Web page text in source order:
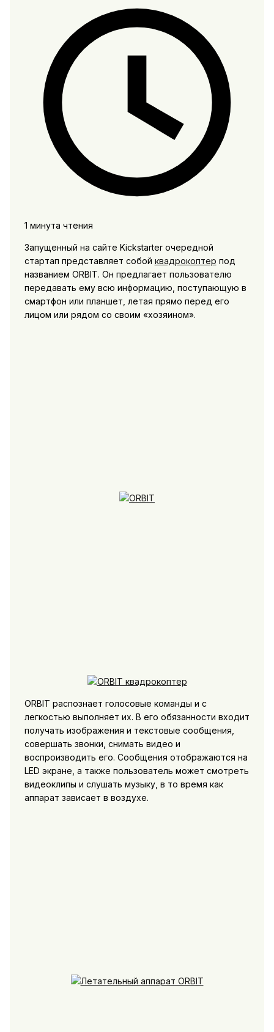
1 минута чтения
Запущенный на сайте Kickstarter очередной
стартап представляет собой квадрокоптер под
названием ORBIT. Он предлагает пользователю
передавать ему всю информацию, поступающую в
смартфон или планшет, летая прямо перед его
лицом или рядом со своим «хозяином».
ORBIT распознает голосовые команды и с
легкостью выполняет их. В его обязанности входит
получать изображения и текстовые сообщения,
совершать звонки, снимать видео и
воспроизводить его. Сообщения отображаются на
LED экране, а также пользователь может смотреть
видеоклипы и слушать музыку, в то время как
аппарат зависает в воздухе.